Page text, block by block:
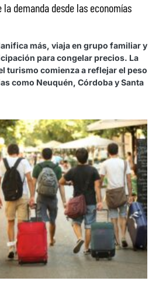
demanda desde las economías
más, viaja en grupo familiar y
para congelar precios. La
turismo comienza a reflejar el peso
como Neuquén, Córdoba y Santa